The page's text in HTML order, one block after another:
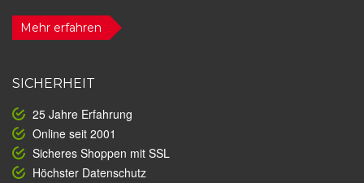
Mehr erfahren
SICHERHEIT
25 Jahre Erfahrung
Online seit 2001
Sicheres Shoppen mit SSL
Höchster Datenschutz